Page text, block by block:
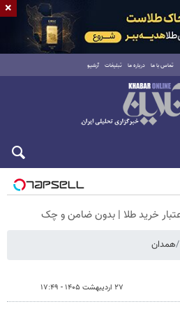
تماس با ما درباره ما تبلیغات آرشیو
همدان
۲۷ اردیبهشت ۱۴۰۵ - ۱۷:۴۹
×